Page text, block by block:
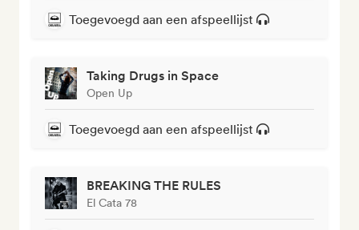
Toegevoegd aan een afspeellijst
Taking Drugs in Space
Open Up
Toegevoegd aan een afspeellijst
BREAKING THE RULES
El Cata 78